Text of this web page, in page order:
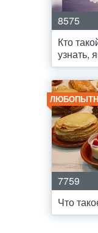
8575
Кто
узнать,
7759
Что